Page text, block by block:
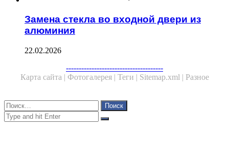
Замена стекла во входной двери из
алюминия
22.02.2026
--------------------------------------
Карта сайта | Фотогалерея | Теги | Sitemap.xml | Разное
Close
Найти:
Close
Search